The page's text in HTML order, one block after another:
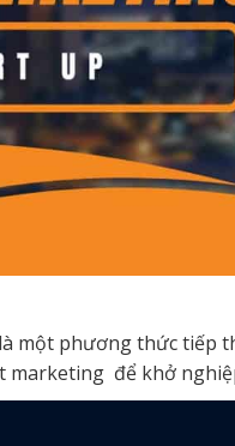
một phương thức tiếp
marketing để khở